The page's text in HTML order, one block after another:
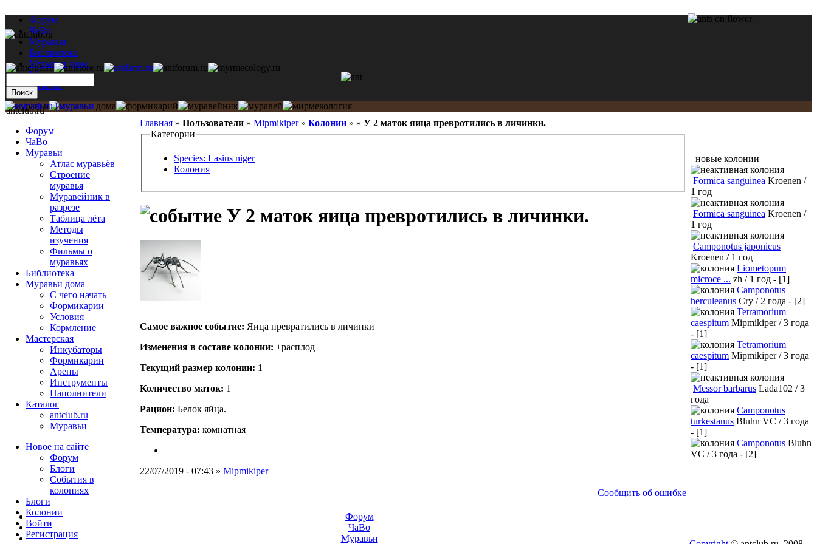
Форум
ЧаВо
Муравьи
Библиотека
Муравьи дома
Мастерская
Каталог
Главная » Пользователи » Mipmikiper» Колонии » » У 2 маток яица превротились в личинки.
Категории
Species: Lasius niger
Колония
У 2 маток яица превротились в личинки.
Самое важное событие: Яица превратились в личинки
Изменения в составе кoлонии: +расплод
Текущий размер кoлонии: 1
Количество маток: 1
Рацион: Белок яйца.
Температура: комнатная
22/07/2019 - 07:43 » Mipmikiper
Сообщить об ошибке
antclub.ru
Форум
ЧаВо
Муравьи
Атлас муравьёв
Строение
муравья
Муравейник в
разрезе
Таблица лёта
Методы
изучения
Фильмы о
муравьях
Библиотека
Муравьи дома
С чего начать
Формикарии
Условия
Кормление
Мастерская
Инкубаторы
Формикарии
Арены
Инструменты
Наполнители
Каталог
antclub.ru
Муравьи
Новое на сайте
Форум
Блоги
События в
колониях
Блоги
Колонии
Войти
Peгиcтpaция
новые колонии
Formica sanguinea Kroenen /
1 год
Formica sanguinea Kroenen /
1 год
Camponotus japonicus
Kroenen / 1 год
Liometopum
microce ... zh / 1 год - [1]
Camponotus
herculeanus Cry / 2 года - [2]
Tetramorium
caespitum Mipmikiper / 3 года
- [1]
Tetramorium
caespitum Mipmikiper / 3 года
- [1]
Messor barbarus Lada102 / 3
года
Camponotus
turkestanus Bluhn VC / 3 года
- [1]
Camponotus Bluhn
VC / 3 года - [2]
Форум
ЧаВо
Муравьи